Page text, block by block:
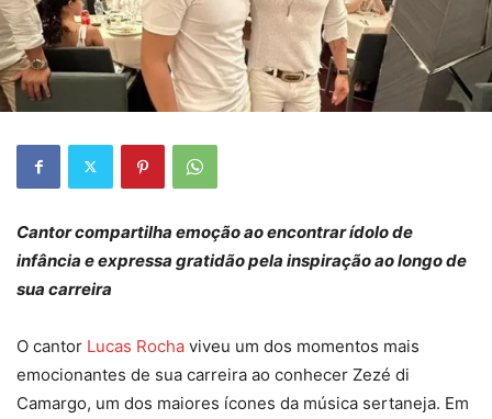
Cantor compartilha emoção ao encontrar ídolo de
infância e expressa gratidão pela inspiração ao longo de
sua carreira
O cantor Lucas Rocha viveu um dos momentos mais
emocionantes de sua carreira ao conhecer Zezé di
Camargo, um dos maiores ícones da música sertaneja. Em